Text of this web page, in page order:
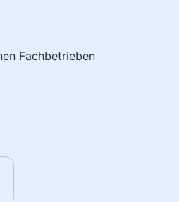
Fachbetrieben